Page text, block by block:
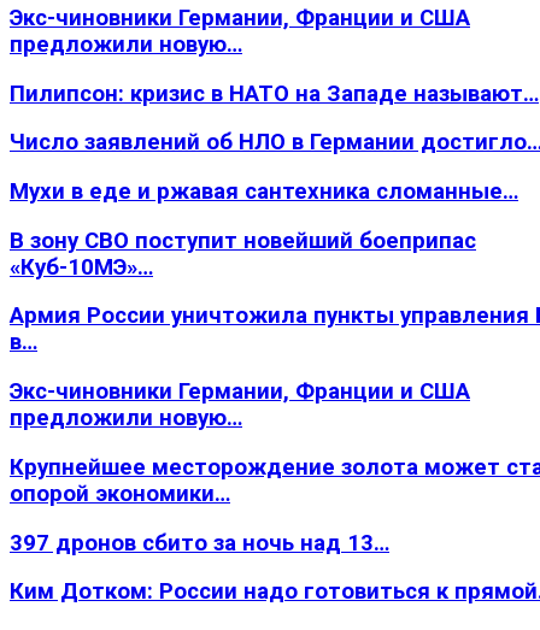
Экс-чиновники Германии, Франции и США
предложили новую…
Пилипсон: кризис в НАТО на Западе называют…
Число заявлений об НЛО в Германии
Мухи в еде и ржавая сантехника сломанные…
В зону СВО поступит новейший боеприпас
«Куб-10МЭ»…
Армия России уничтожила пункты
в…
Экс-чиновники Германии, Франции и США
предложили новую…
Крупнейшее месторождение золота может
опорой экономики…
397 дронов сбито за ночь над 13…
Ким Дотком: России надо готовиться к